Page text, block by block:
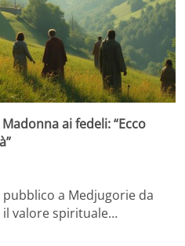
ai fedeli: “Ecco
a Medjugorie da
il valore spirituale…